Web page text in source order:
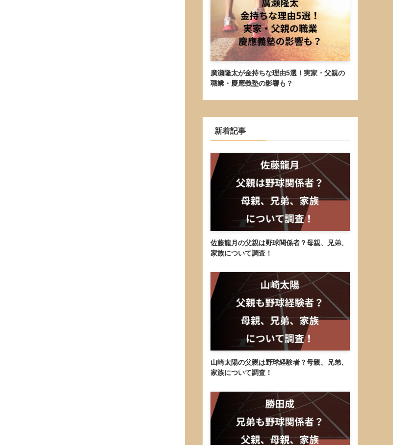
廣瀬隆太が金持ちな理由5選！実家・父親の
職業・慶應義塾の影響も？
新着記事
佐藤龍月の父親は野球関係者？母親、兄弟、
家族について調査！
山崎太陽の父親は野球経験者？母親、兄弟、
家族について調査！